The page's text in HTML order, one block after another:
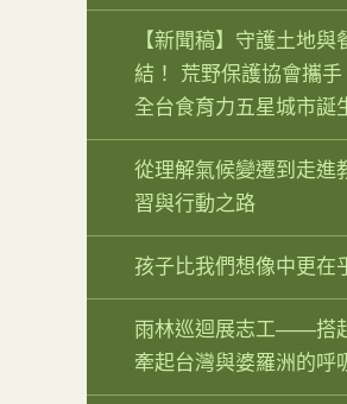
【新聞稿】守護土地與
結！ 荒野保護協會攜
全台食育力五星城市誕
從理解氣候變遷到走進
習與行動之路
孩子比我們想像中更在
雨林巡迴展志工——搭
牽起台灣與婆羅洲的呼